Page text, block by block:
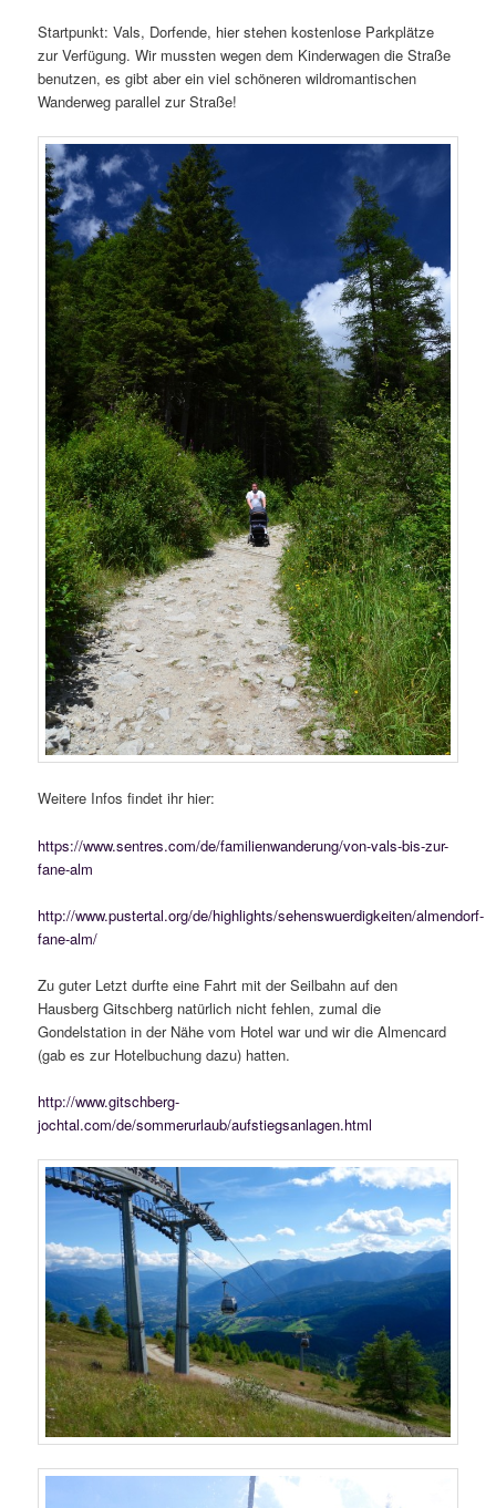
Startpunkt: Vals, Dorfende, hier stehen kostenlose Parkplätze
zur Verfügung. Wir mussten wegen dem Kinderwagen die Straße
benutzen, es gibt aber ein viel schöneren wildromantischen
Wanderweg parallel zur Straße!
Weitere Infos findet ihr hier:
https://www.sentres.com/de/familienwanderung/von-vals-bis-zur-
fane-alm
http://www.pustertal.org/de/highlights/sehenswuerdigkeiten/almendorf-
fane-alm/
Zu guter Letzt durfte eine Fahrt mit der Seilbahn auf den
Hausberg Gitschberg natürlich nicht fehlen, zumal die
Gondelstation in der Nähe vom Hotel war und wir die Almencard
(gab es zur Hotelbuchung dazu) hatten.
http://www.gitschberg-
jochtal.com/de/sommerurlaub/aufstiegsanlagen.html